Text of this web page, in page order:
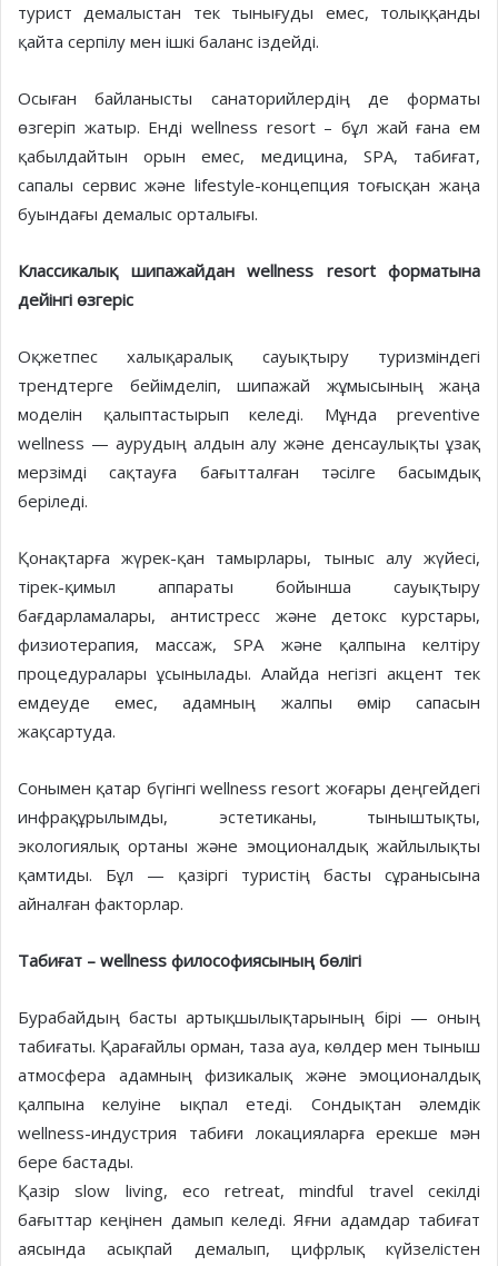
турист демалыстан тек тынығуды емес, толыққанды
қайта серпілу мен ішкі баланс іздейді.
Осыған байланысты санаторийлердің де форматы
өзгеріп жатыр. Енді wellness resort – бұл жай ғана ем
қабылдайтын орын емес, медицина, SPA, табиғат,
сапалы сервис және lifestyle-концепция тоғысқан жаңа
буындағы демалыс орталығы.
Классикалық шипажайдан wellness resort форматына
дейінгі өзгеріс
Оқжетпес халықаралық сауықтыру туризміндегі
трендтерге бейімделіп, шипажай жұмысының жаңа
моделін қалыптастырып келеді. Мұнда preventive
wellness — аурудың алдын алу және денсаулықты ұзақ
мерзімді сақтауға бағытталған тәсілге басымдық
беріледі.
Қонақтарға жүрек-қан тамырлары, тыныс алу жүйесі,
тірек-қимыл аппараты бойынша сауықтыру
бағдарламалары, антистресс және детокс курстары,
физиотерапия, массаж, SPA және қалпына келтіру
процедуралары ұсынылады. Алайда негізгі акцент тек
емдеуде емес, адамның жалпы өмір сапасын
жақсартуда.
Сонымен қатар бүгінгі wellness resort жоғары деңгейдегі
инфрақұрылымды, эстетиканы, тыныштықты,
экологиялық ортаны және эмоционалдық жайлылықты
қамтиды. Бұл — қазіргі туристің басты сұранысына
айналған факторлар.
Табиғат – wellness философиясының бөлігі
Бурабайдың басты артықшылықтарының бірі — оның
табиғаты. Қарағайлы орман, таза ауа, көлдер мен тыныш
атмосфера адамның физикалық және эмоционалдық
қалпына келуіне ықпал етеді. Сондықтан әлемдік
wellness-индустрия табиғи локацияларға ерекше мән
бере бастады.
Қазір slow living, eco retreat, mindful travel секілді
бағыттар кеңінен дамып келеді. Яғни адамдар табиғат
аясында асықпай демалып, цифрлық күйзелістен